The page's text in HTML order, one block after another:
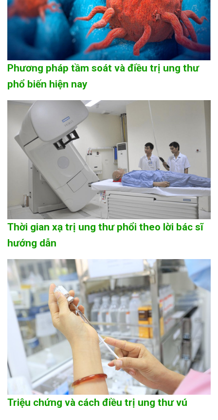
Phương pháp tầm soát và điều trị ung thư
phổ biến hiện nay
Thời gian xạ trị ung thư phổi theo lời bác sĩ
hướng dẫn
Triệu chứng và cách điều trị ung thư vú